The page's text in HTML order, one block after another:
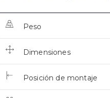
Peso
Dimensiones
Posición de montaje